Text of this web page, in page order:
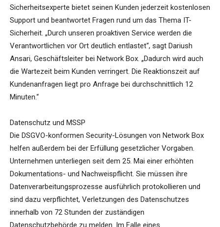
Sicherheitsexperte bietet seinen Kunden jederzeit kostenlosen
Support und beantwortet Fragen rund um das Thema IT-
Sicherheit. „Durch unseren proaktiven Service werden die
Verantwortlichen vor Ort deutlich entlastet“, sagt Dariush
Ansari, Geschäftsleiter bei Network Box. „Dadurch wird auch
die Wartezeit beim Kunden verringert. Die Reaktionszeit auf
Kundenanfragen liegt pro Anfrage bei durchschnittlich 12
Minuten.“
Datenschutz und MSSP
Die DSGVO-konformen Security-Lösungen von Network Box
helfen außerdem bei der Erfüllung gesetzlicher Vorgaben.
Unternehmen unterliegen seit dem 25. Mai einer erhöhten
Dokumentations- und Nachweispflicht. Sie müssen ihre
Datenverarbeitungsprozesse ausführlich protokollieren und
sind dazu verpflichtet, Verletzungen des Datenschutzes
innerhalb von 72 Stunden der zuständigen
Datenschutzbehörde zu melden. Im Falle eines